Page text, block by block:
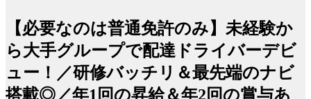
【必要なのは普通免許のみ】未経験か
ら大手グループで配達ドライバーデビ
ュー！／研修バッチリ＆最先端のナビ
搭載◎／年1回の昇給＆年2回の賞与あ